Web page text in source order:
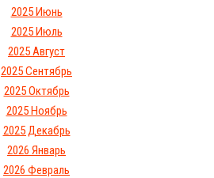
2025 Июнь
2025 Июль
2025 Август
2025 Сентябрь
2025 Октябрь
2025 Ноябрь
2025 Декабрь
2026 Январь
2026 Февраль